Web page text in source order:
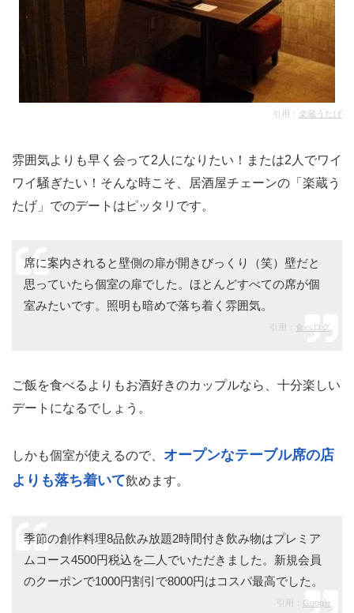
引用： 楽蔵うたげ
雰囲気よりも早く会って2人になりたい！または2人でワイ
ワイ騒ぎたい！そんな時こそ、居酒屋チェーンの「楽蔵う
たげ」でのデートはピッタリです。
席に案内されると壁側の扉が開きびっくり（笑）壁だと
思っていたら個室の扉でした。ほとんどすべての席が個
室みたいです。照明も暗めで落ち着く雰囲気。
引用： 食べログ
ご飯を食べるよりもお酒好きのカップルなら、十分楽しい
デートになるでしょう。
しかも個室が使えるので、 オープンなテーブル席の店
よりも落ち着いて飲めます。
季節の創作料理8品飲み放題2時間付き飲み物はプレミア
ムコース4500円税込を二人でいただきました。新規会員
のクーポンで1000円割引で8000円はコスパ最高でした。
引用： Google